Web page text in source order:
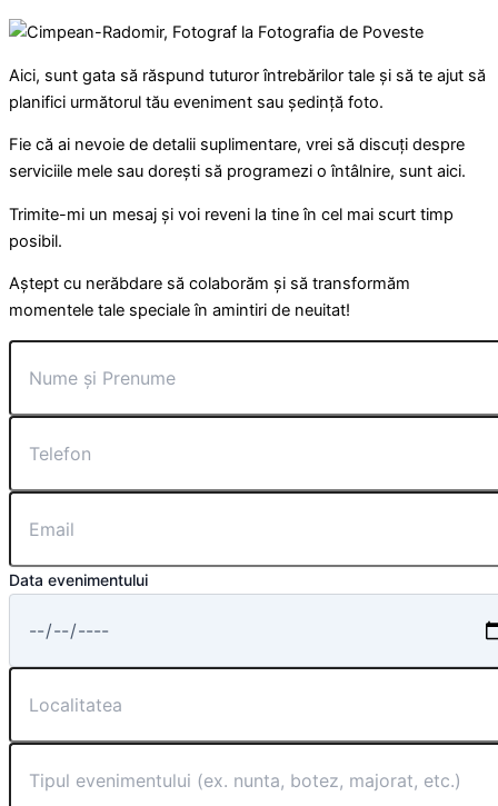
Aici, sunt gata să răspund tuturor întrebărilor tale și să te ajut să
planifici următorul tău eveniment sau ședință foto.
Fie că ai nevoie de detalii suplimentare, vrei să discuți despre
serviciile mele sau dorești să programezi o întâlnire, sunt aici.
Trimite-mi un mesaj și voi reveni la tine în cel mai scurt timp
posibil.
Aștept cu nerăbdare să colaborăm și să transformăm
momentele tale speciale în amintiri de neuitat!
Data evenimentului